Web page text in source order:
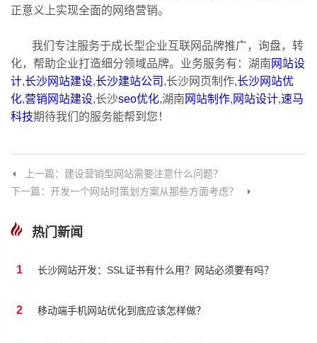
正意义上实现全面的网络营销。
我们专注服务于成长型企业互联网品牌推广，询盘，转
化，帮助企业打造细分领域品牌。业务服务有：湖南 网站设
计,长沙网站建设,长沙建站公司 ,长沙网页制作,长沙网站优
化,营销网站建设,长沙seo优化,湖南 网站制作, 网站设计,速马
科技期待我们的服务能帮到您！
上一篇：建设营销型网站需要注意什么问题？
下一篇：开发一个网站时策划方案从那些方面考虑？
热门新闻
1 长沙网站开发：SSL证书有什么用？网站必须要有吗？
2 移动端手机网站优化到底应该怎样做？